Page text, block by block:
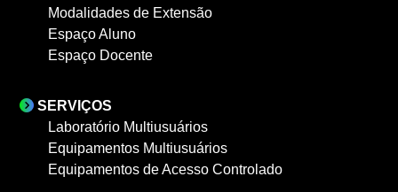
Modalidades de Extensão
Espaço Aluno
Espaço Docente
SERVIÇOS
Laboratório Multiusuários
Equipamentos Multiusuários
Equipamentos de Acesso Controlado